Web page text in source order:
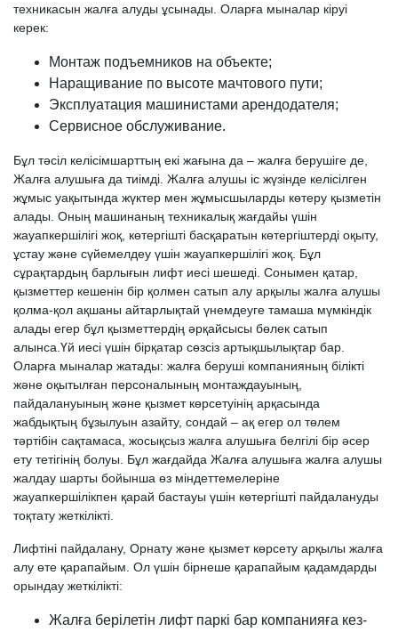
техникасын жалға алуды ұсынады. Оларға мыналар кіруі
керек:
Монтаж подъемников на объекте;
Наращивание по высоте мачтового пути;
Эксплуатация машинистами арендодателя;
Сервисное обслуживание.
Бұл тәсіл келісімшарттың екі жағына да – жалға берушіге де,
Жалға алушыға да тиімді. Жалға алушы іс жүзінде келісілген
жұмыс уақытында жүктер мен жұмысшыларды көтеру қызметін
алады. Оның машинаның техникалық жағдайы үшін
жауапкершілігі жоқ, көтергішті басқаратын көтергіштерді оқыту,
ұстау және сүйемелдеу үшін жауапкершілігі жоқ. Бұл
сұрақтардың барлығын лифт иесі шешеді. Сонымен қатар,
қызметтер кешенін бір қолмен сатып алу арқылы жалға алушы
қолма-қол ақшаны айтарлықтай үнемдеуге тамаша мүмкіндік
алады егер бұл қызметтердің әрқайсысы бөлек сатып
алынса.Үй иесі үшін бірқатар сөзсіз артықшылықтар бар.
Оларға мыналар жатады: жалға беруші компанияның білікті
және оқытылған персоналының монтаждауының,
пайдалануының және қызмет көрсетуінің арқасында
жабдықтың бұзылуын азайту, сондай – ақ егер ол төлем
тәртібін сақтамаса, жосықсыз жалға алушыға белгілі бір әсер
ету тетігінің болуы. Бұл жағдайда Жалға алушыға жалға алушы
жалдау шарты бойынша өз міндеттемелеріне
жауапкершілікпен қарай бастауы үшін көтергішті пайдалануды
тоқтату жеткілікті.
Лифтіні пайдалану, Орнату және қызмет көрсету арқылы жалға
алу өте қарапайым. Ол үшін бірнеше қарапайым қадамдарды
орындау жеткілікті:
Жалға берілетін лифт паркі бар компанияға кез-